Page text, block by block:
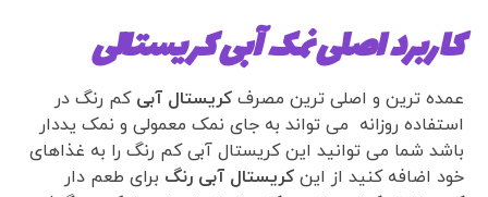
کاربرد اصلی نمک آبی کریستالی
عمده ترین و اصلی ترین مصرفکریستال آبی کم رنگ در
استفاده روزانه می تواند به جای نمک معمولی و نمک یددار
باشد شما می توانید این کریستال آبی کم رنگ را به غذاهای
خود اضافه کنید از اینکریستال آبی رنگ برای طعم دار